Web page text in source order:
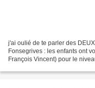
j'ai oulié de te parler des
Fonsegrives : les enfants ont
François Vincent) pour le